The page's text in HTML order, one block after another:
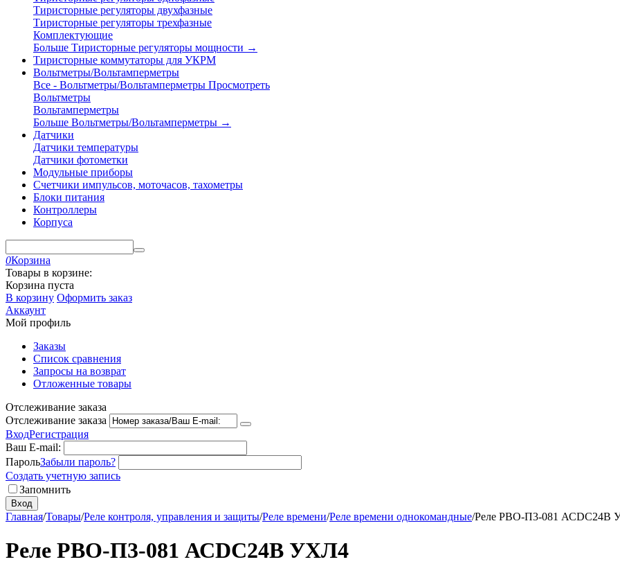
Тиристорные регуляторы двухфазные
Тиристорные регуляторы трехфазные
Комплектующие
Больше Тиристорные регуляторы мощности →
Тиристорные коммутаторы для УКРМ
Вольтметры/Вольтамперметры
Все - Вольтметры/Вольтамперметры Просмотреть
Вольтметры
Вольтамперметры
Больше Вольтметры/Вольтамперметры →
Датчики
Датчики температуры
Датчики фотометки
Модульные приборы
Счетчики импульсов, моточасов, тахометры
Блоки питания
Контроллеры
Корпуса
0Корзина
Товары в корзине:
Корзина пуста
В корзину Оформить заказ
Аккаунт
Мой профиль
Заказы
Список сравнения
Запросы на возврат
Отложенные товары
Отслеживание заказа
Отслеживание заказа
ВходРегистрация
Ваш E-mail:
ПарольЗабыли пароль?
Создать учетную запись
Запомнить
Вход
Главная/Товары/Реле контроля, управления и защиты/Реле времени/Реле времени однокомандные/Реле РВО-П3-081 АСDC24В
Реле РВО-П3-081 АСDC24В УХЛ4